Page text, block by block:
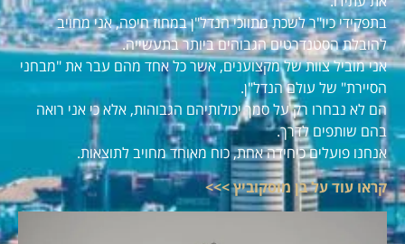
בתפקידי כיו"ר לשכת מתווכי הנדל"ן במחוז חיפה, אני מחויב
להובלת הסטנדרטים הגבוהים ביותר בתעשייה.
אני מוביל צוות של מקצוענים, אשר כל אחד מהם עבר את "מבחני
הסיירת" של עולם הנדל"ן.
הם לא נבחרו רק על סמך יכולותיהם הגבוהות, אלא כי אני רואה
בהם שותפים לדרך.
אנחנו פועלים כיחידה אחת, כוח מאוחד מחויב לתוצאות.
קראו עוד על בן מוסקוביץ >>>